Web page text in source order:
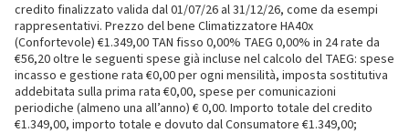
credito finalizzato valida dal 01/07/26 al 31/12/26, come da esempi
rappresentativi. Prezzo del bene Climatizzatore HA40x
(Confortevole) €1.349,00 TAN fisso 0,00% TAEG 0,00% in 24 rate da
€56,20 oltre le seguenti spese già incluse nel calcolo del TAEG: spese
incasso e gestione rata €0,00 per ogni mensilità, imposta sostitutiva
addebitata sulla prima rata €0,00, spese per comunicazioni
periodiche (almeno una all’anno) € 0,00. Importo totale del credito
€1.349,00, importo totale e dovuto dal Consumatore €1.349,00;